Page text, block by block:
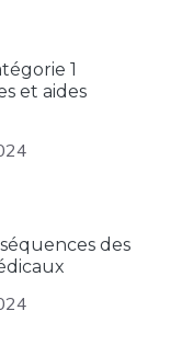
1
et aides
des